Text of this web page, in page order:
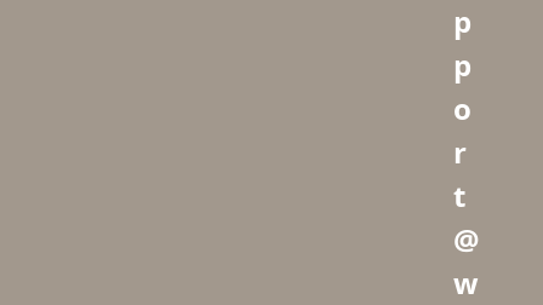
p
p
o
r
t
@
w